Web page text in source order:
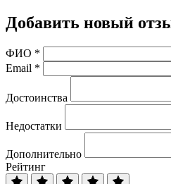
Добавить новый
ФИО *
Email *
Достоинства
Недостатки
Дополнительно
Рейтинг